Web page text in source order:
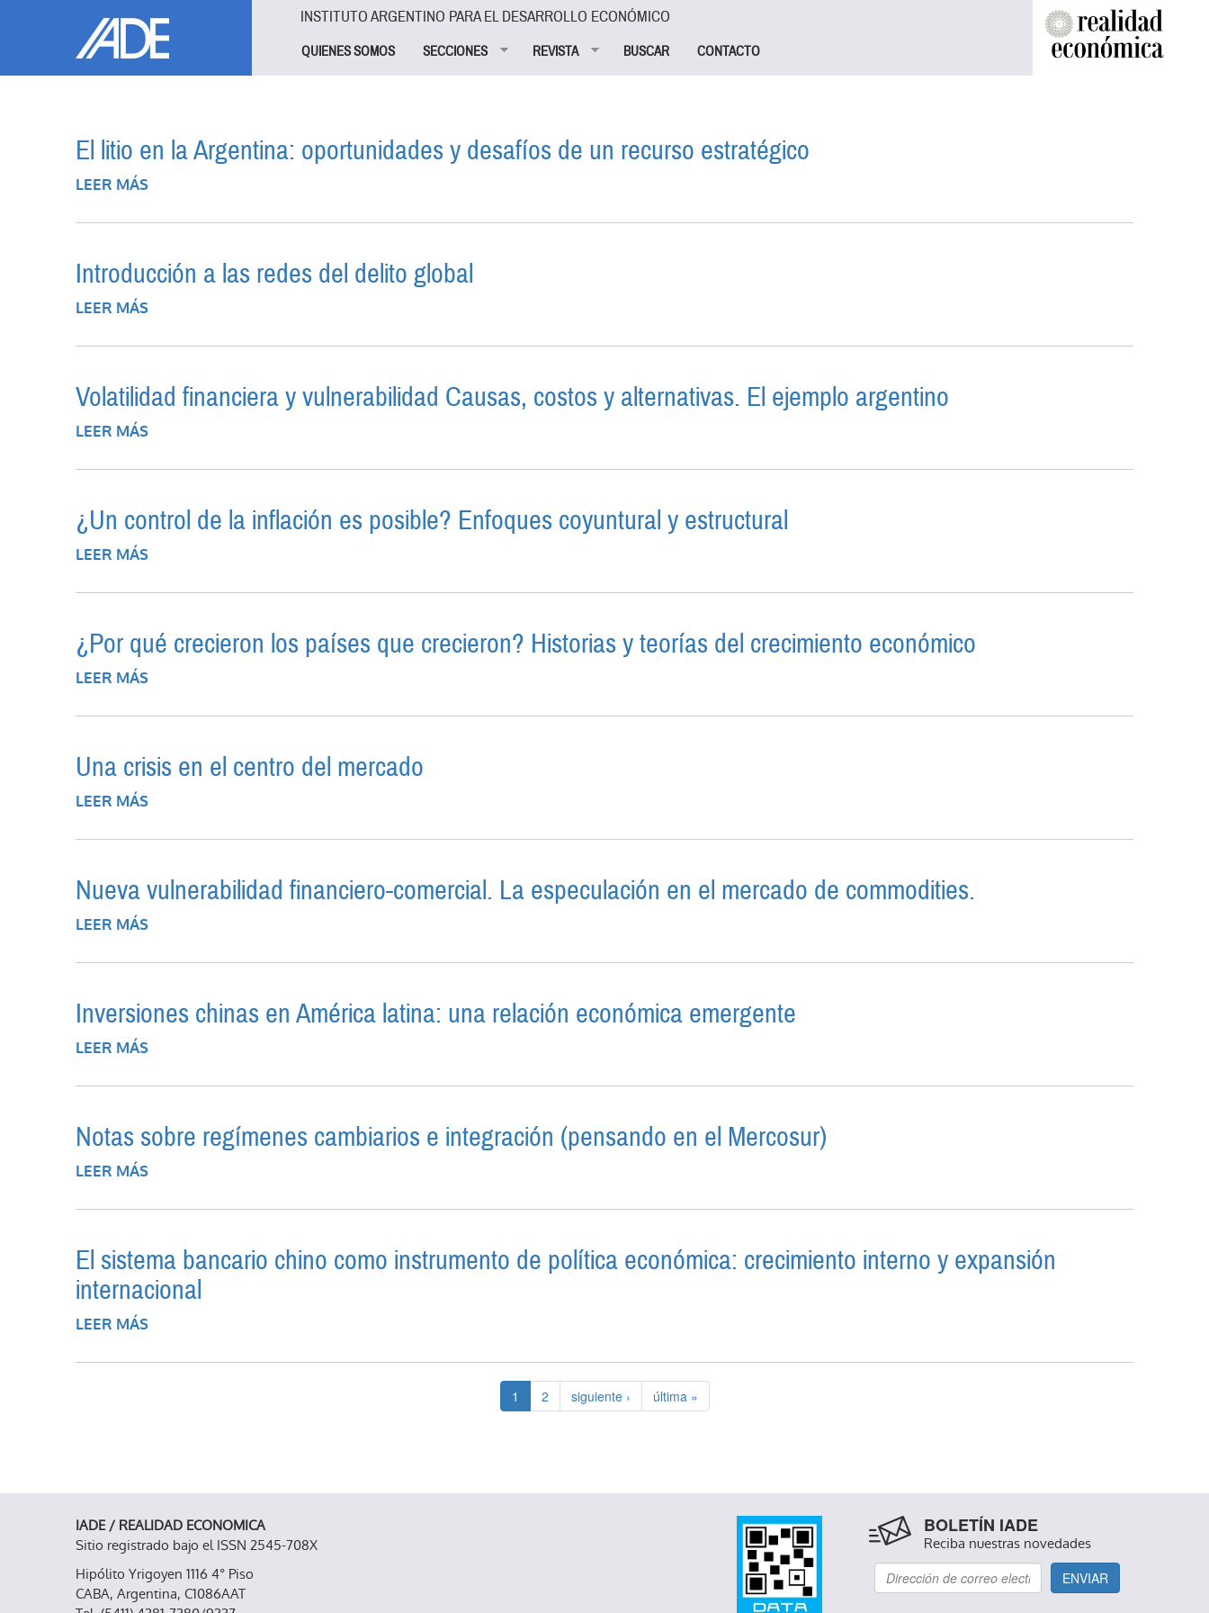
INSTITUTO ARGENTINO PARA EL DESARROLLO ECONÓMICO
QUIENES SOMOS SECCIONES REVISTA BUSCAR CONTACTO
El litio en la Argentina: oportunidades y desafíos de un recurso estratégico
LEER MÁS
Introducción a las redes del delito global
LEER MÁS
Volatilidad financiera y vulnerabilidad Causas, costos y alternativas. El ejemplo argentino
LEER MÁS
¿Un control de la inflación es posible? Enfoques coyuntural y estructural
LEER MÁS
¿Por qué crecieron los países que crecieron? Historias y teorías del crecimiento económico
LEER MÁS
Una crisis en el centro del mercado
LEER MÁS
Nueva vulnerabilidad financiero-comercial. La especulación en el mercado de commodities.
LEER MÁS
Inversiones chinas en América latina: una relación económica emergente
LEER MÁS
Notas sobre regímenes cambiarios e integración (pensando en el Mercosur)
LEER MÁS
El sistema bancario chino como instrumento de política económica: crecimiento interno y expansión
internacional
LEER MÁS
1 2 siguiente › última »
IADE / REALIDAD ECONOMICA
Sitio registrado bajo el ISSN 2545-708X
Hipólito Yrigoyen 1116 4° Piso
CABA, Argentina, C1086AAT
BOLETÍN IADE
Reciba nuestras novedades
ENVIAR